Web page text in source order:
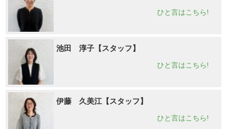
ひと言はこちら!
池田 淳子【スタッフ】
ひと言はこちら!
伊藤 久美江【スタッフ】
ひと言はこちら!